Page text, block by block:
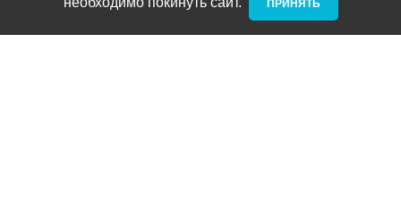
Новости и акции
Блог
ПРИНЯТЬ